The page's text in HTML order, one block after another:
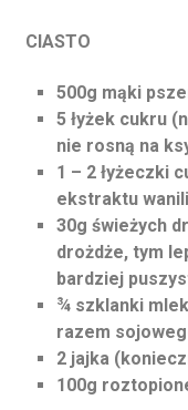
CIASTO
500g mąki
5 łyżek cukru
nie rosną na
1 – 2 łyżeczki
ekstraktu
30g świeżych
drożdże, tym
bardziej
¾ szklanki
razem
2 jajka
100g